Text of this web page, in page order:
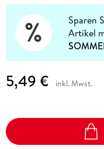
Sparen
Artikel
5,49 € inkl. Mwst.